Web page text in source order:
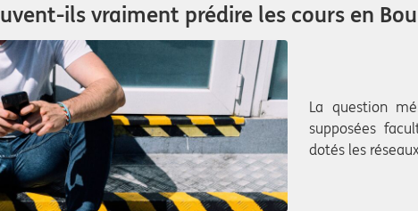
ils vraiment prédire les cours en
La question
supposées
dotés les